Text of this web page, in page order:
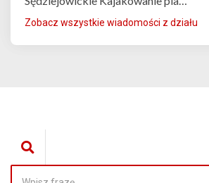
Zobacz wszystkie wiadomości z działu